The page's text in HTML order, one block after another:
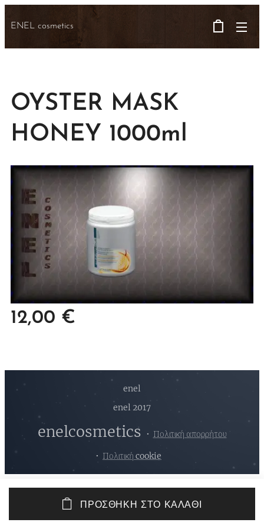
ENEL cosmetics
OYSTER MASK
HONEY 1000ml
12,00 €
ΠΡΟΣΘΉΚΗ ΣΤΟ ΚΑΛΆΘΙ
enel
enel 2017
enelcosmetics Πολιτική απορρήτου
Πολιτική cookie